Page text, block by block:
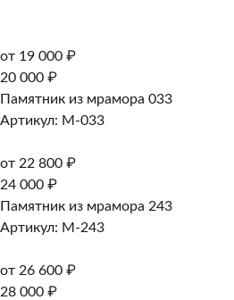
от 19 000 ₽
20 000 ₽
Памятник из мрамора 033
Артикул: M-033
от 22 800 ₽
24 000 ₽
Памятник из мрамора 243
Артикул: M-243
от 26 600 ₽
28 000 ₽